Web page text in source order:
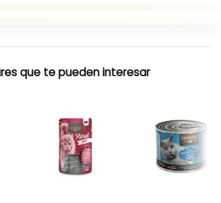
que te pueden interesar